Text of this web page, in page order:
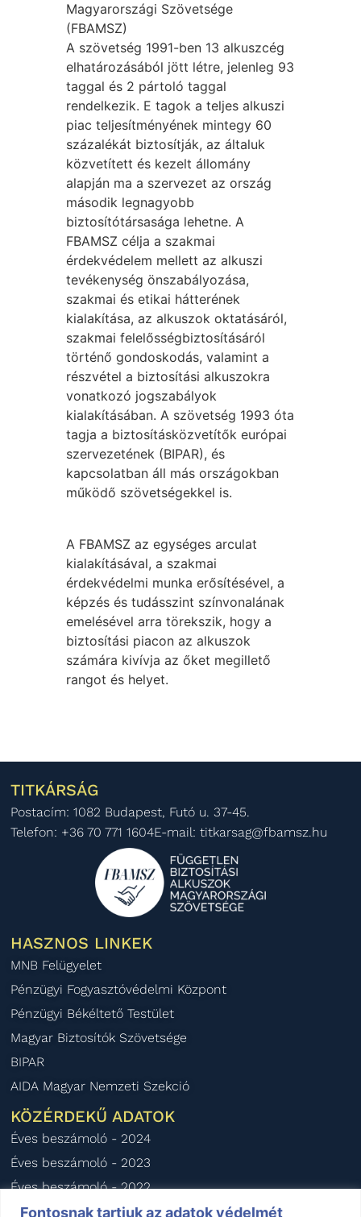
Fontosnak tartjuk az adatok védelmét
Magyarországi Szövetsége
(FBAMSZ)
A szövetség 1991-ben 13 alkuszcég
elhatározásából jött létre, jelenleg 93
taggal és 2 pártoló taggal
rendelkezik. E tagok a teljes alkuszi
piac teljesítményének mintegy 60
százalékát biztosítják, az általuk
közvetített és kezelt állomány
alapján ma a szervezet az ország
második legnagyobb
biztosítótársasága lehetne. A
FBAMSZ célja a szakmai
érdekvédelem mellett az alkuszi
tevékenység önszabályozása,
szakmai és etikai hátterének
kialakítása, az alkuszok oktatásáról,
szakmai felelősségbiztosításáról
történő gondoskodás, valamint a
részvétel a biztosítási alkuszokra
vonatkozó jogszabályok
kialakításában. A szövetség 1993 óta
tagja a biztosításközvetítők európai
szervezetének (BIPAR), és
kapcsolatban áll más országokban
működő szövetségekkel is.
A FBAMSZ az egységes arculat
kialakításával, a szakmai
érdekvédelmi munka erősítésével, a
képzés és tudásszint színvonalának
emelésével arra törekszik, hogy a
biztosítási piacon az alkuszok
számára kivívja az őket megillető
rangot és helyet.
TITKÁRSÁG
Postacím: 1082 Budapest, Futó u. 37-45.
Telefon: +36 70 771 1604E-mail: titkarsag@fbamsz.hu
HASZNOS LINKEK
MNB Felügyelet
Pénzügyi Fogyasztóvédelmi Központ
Pénzügyi Békéltető Testület
Magyar Biztosítók Szövetsége
BIPAR
AIDA Magyar Nemzeti Szekció
KÖZÉRDEKŰ ADATOK
Éves beszámoló - 2024
Éves beszámoló - 2023
Éves beszámoló - 2022
Éves beszámoló - 2021